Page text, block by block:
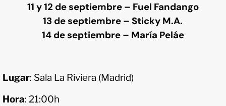
11 y 12 de septiembre – Fuel Fandango
13 de septiembre – Sticky M.A.
14 de septiembre – María Peláe
Lugar: Sala La Riviera (Madrid)
Hora: 21:00h